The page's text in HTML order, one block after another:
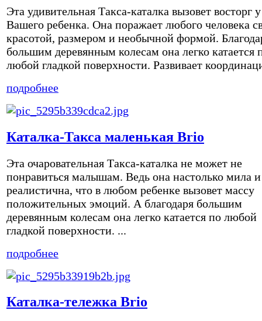
Эта удивительная Такса-каталка вызовет восторг у
Вашего ребенка. Она поражает любого человека
красотой, размером и необычной формой.
большим деревянным колесам она легко катается
любой гладкой поверхности. Развивает
подробнее
Каталка-Такса маленькая Brio
Эта очаровательная Такса-каталка не может не
понравиться малышам. Ведь она настолько мила и
реалистична, что в любом ребенке вызовет массу
положительных эмоций. А благодаря большим
деревянным колесам она легко катается по любой
гладкой поверхности. ...
подробнее
Каталка-тележка Brio